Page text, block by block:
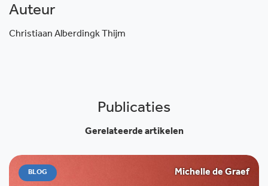
Auteur
Christiaan Alberdingk Thijm
Publicaties
Gerelateerde artikelen
BLOG Michelle de Graef